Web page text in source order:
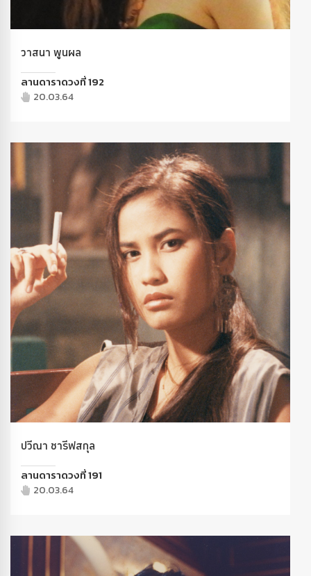
วาสนา พูนผล
ลานดาราดวงที่ 192
20.03.64
ปวีณา ชารีฟสกุล
ลานดาราดวงที่ 191
20.03.64